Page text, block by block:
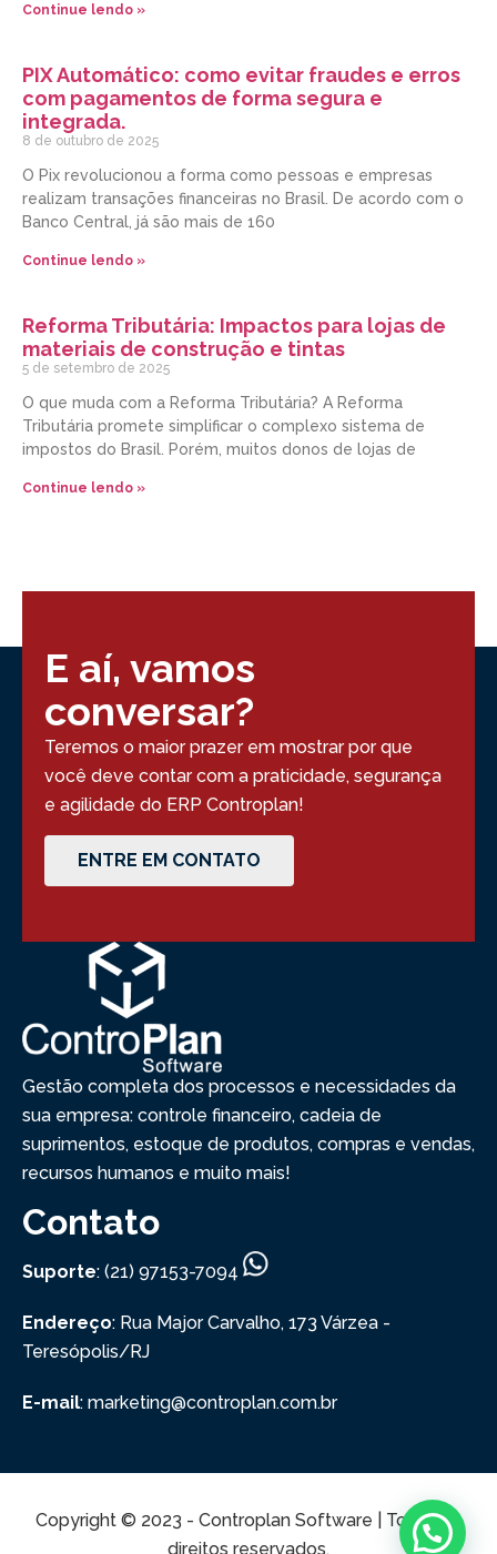
Continue lendo »
PIX Automático: como evitar fraudes e erros
com pagamentos de forma segura e
integrada.
8 de outubro de 2025
O Pix revolucionou a forma como pessoas e empresas
realizam transações financeiras no Brasil. De acordo com o
Banco Central, já são mais de 160
Continue lendo »
Reforma Tributária: Impactos para lojas de
materiais de construção e tintas
5 de setembro de 2025
O que muda com a Reforma Tributária? A Reforma
Tributária promete simplificar o complexo sistema de
impostos do Brasil. Porém, muitos donos de lojas de
Continue lendo »
E aí, vamos
conversar?
Teremos o maior prazer em mostrar por que
você deve contar com a praticidade, segurança
e agilidade do ERP Controplan!
ENTRE EM CONTATO
Gestão completa dos processos e necessidades da
sua empresa: controle financeiro, cadeia de
suprimentos, estoque de produtos, compras e vendas,
recursos humanos e muito mais!
Contato
Suporte: (21) 97153-7094
Endereço: Rua Major Carvalho, 173 Várzea -
Teresópolis/RJ
E-mail: marketing@controplan.com.br
Copyright © 2023 - Controplan Software | Todos os
direitos reservados.